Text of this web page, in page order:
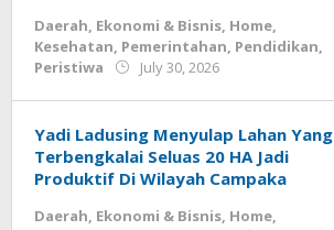
Daerah, Ekonomi & Bisnis, Home,
Kesehatan, Pemerintahan, Pendidikan,
Peristiwa
July 30, 2026
Lesmana
Yadi Ladusing Menyulap Lahan Yang
Terbengkalai Seluas 20 HA Jadi
Produktif Di Wilayah Campaka
Daerah, Ekonomi & Bisnis, Home,